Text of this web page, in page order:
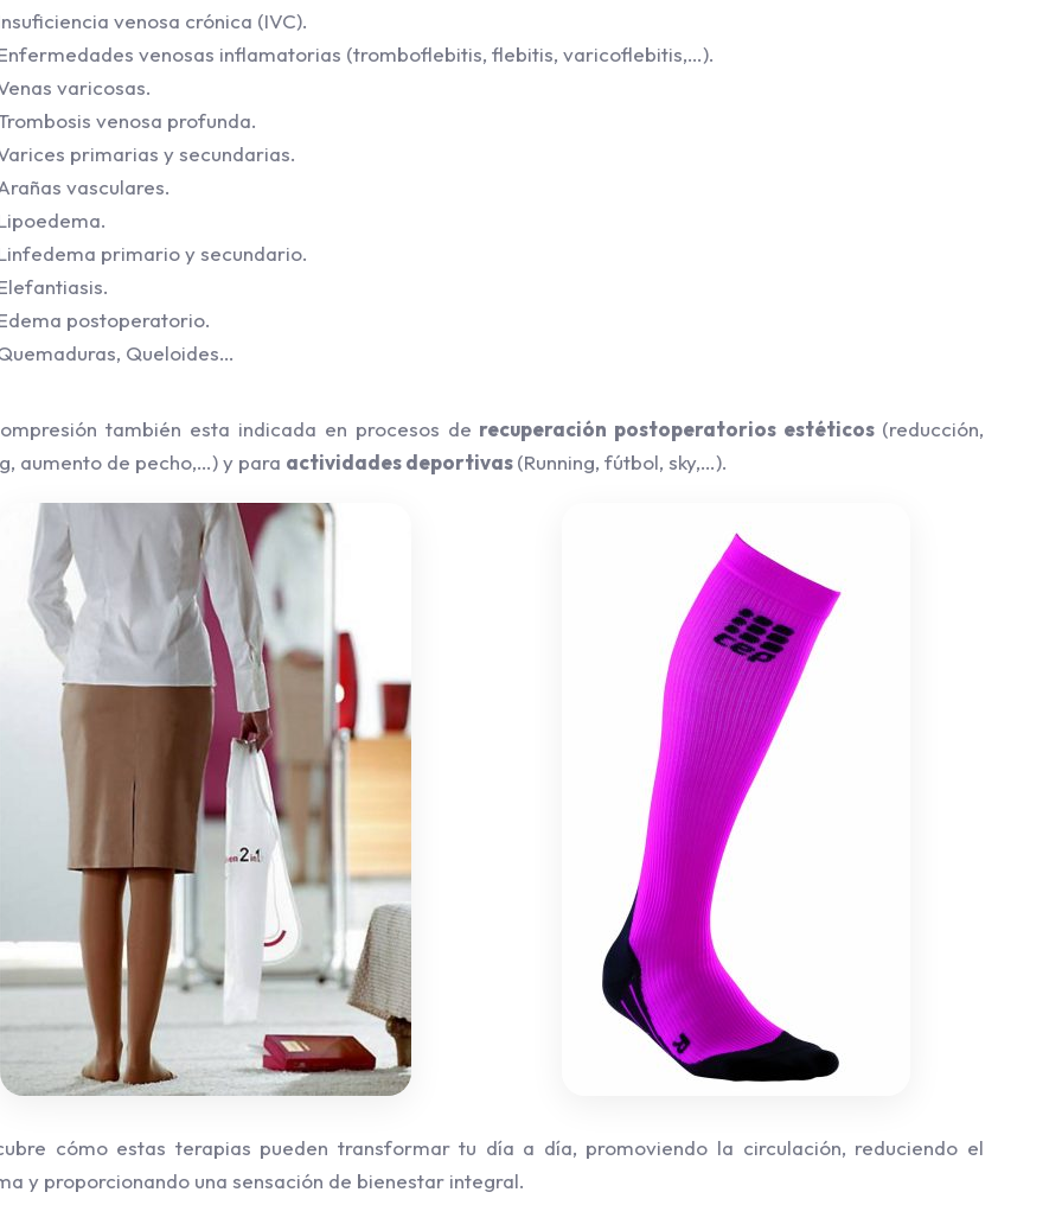
venosa crónica (IVC).
venosas inflamatorias (tromboflebitis, flebitis, varicoflebitis,…).
varicosas.
venosa profunda.
primarias y secundarias.
vasculares.
primario y secundario.
postoperatorio.
Queloides…
también esta indicada en procesos de recuperación postoperatorios estéticos (reducción,
aumento de pecho,…) y para actividades deportivas(Running, fútbol, sky,…).
cómo estas terapias pueden transformar tu día a día, promoviendo la circulación, reduciendo el
y proporcionando una sensación de bienestar integral.